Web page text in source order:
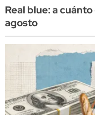
Real blue: a
agosto